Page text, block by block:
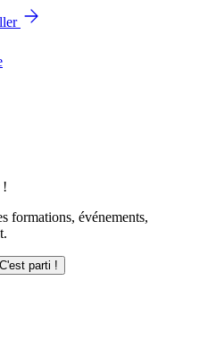
!
formations, événements,
C'est parti !